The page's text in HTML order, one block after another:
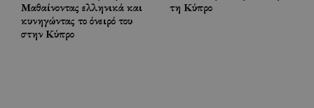
Μαθαίνοντας ελληνικά και
κυνηγώντας το όνειρό του
στην Κύπρο
τη Κύπρο